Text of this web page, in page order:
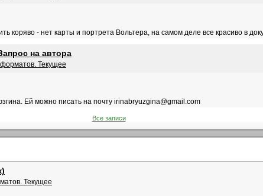
коряво - нет карты и портрета Вольтера, на самом деле все красиво в
на автора
Текущее
Ей можно писать на почту irinabryuzgina@gmail.com
Все записи
Текущее